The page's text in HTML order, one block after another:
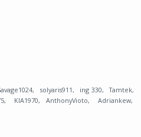
, solyaris911 , ing 330, Tamtek,
, KIA1970, AnthonyVioto, Adriankew,